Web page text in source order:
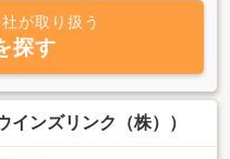
が取り扱う
探す
ンズリンク（株））